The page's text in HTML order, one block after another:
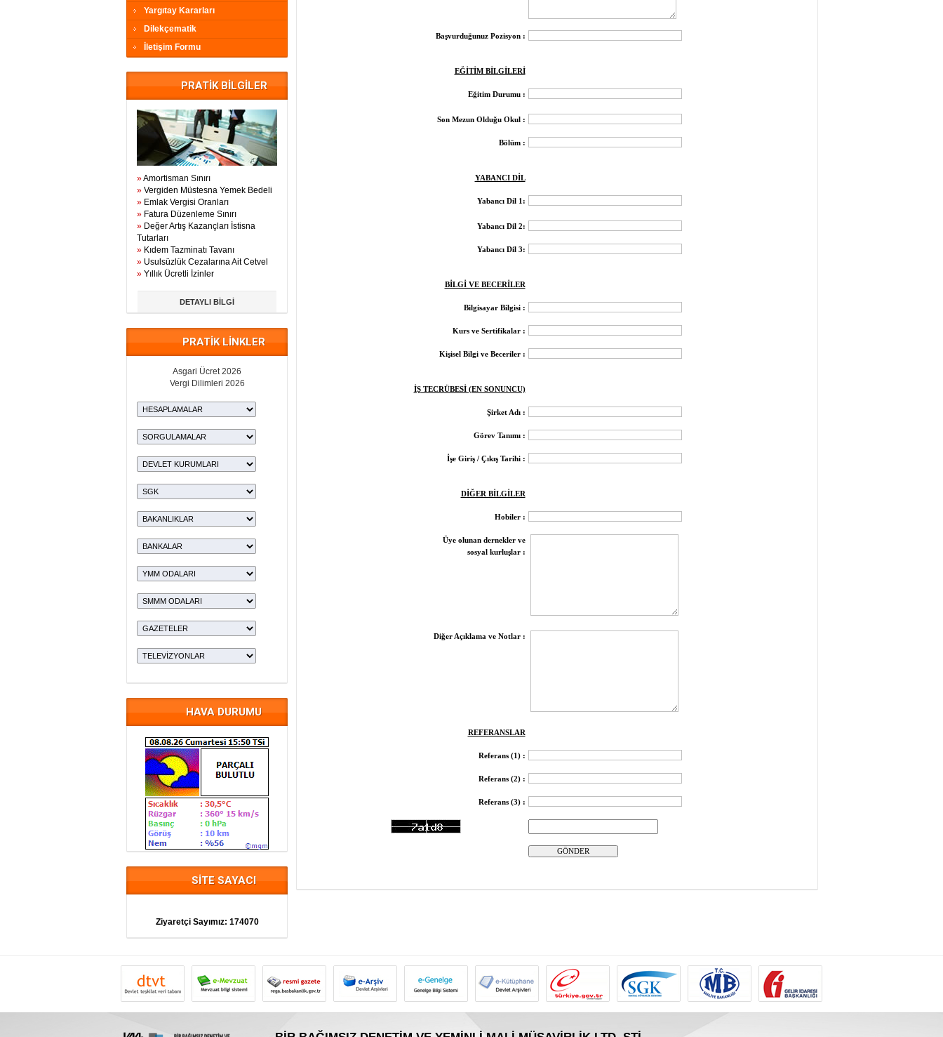
Yargıtay Kararları
Dilekçematik
İletişim Formu
PRATİK BİLGİLER
»Amortisman Sınırı
» Vergiden Müstesna Yemek Bedeli
» Emlak Vergisi Oranları
» Fatura Düzenleme Sınırı
» Değer Artış Kazançları İstisna
Tutarları
» Kıdem Tazminatı Tavanı
» Usulsüzlük Cezalarına Ait Cetvel
» Yıllık Ücretli İzinler
DETAYLI BİLGİ
PRATİK LİNKLER
Asgari Ücret 2026
Vergi Dilimleri 2026
HAVA DURUMU
SİTE SAYACI
Ziyaretçi Sayımız: 174070
Başvurduğunuz Pozisyon :
EĞİTİM BİLGİLERİ
Eğitim Durumu :
Son Mezun Olduğu Okul :
Bölüm :
YABANCI DİL
Yabancı Dil 1:
Yabancı Dil 2:
Yabancı Dil 3:
BİLGİ VE BECERİLER
Bilgisayar Bilgisi :
Kurs ve Sertifikalar :
Kişisel Bilgi ve Beceriler :
İŞ TECRÜBESİ (EN SONUNCU)
Şirket Adı :
Görev Tanımı :
İşe Giriş / Çıkış Tarihi :
DİĞER BİLGİLER
Hobiler :
Üye olunan dernekler ve
sosyal kurluşlar :
Diğer Açıklama ve Notlar :
REFERANSLAR
Referans (1) :
Referans (2) :
Referans (3) :